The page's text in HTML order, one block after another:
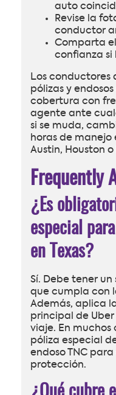
auto
Revise la
conductor
Comparta
confianza si
Los conductores
pólizas y
cobertura con
agente ante
si se muda,
horas de
Austin, Houston o
Frequently
¿Es
especial
en Texas?
Sí. Debe tener
que cumpla con
Además, aplica
principal de Uber
viaje. En muchos
póliza especial
endoso TNC
protección.